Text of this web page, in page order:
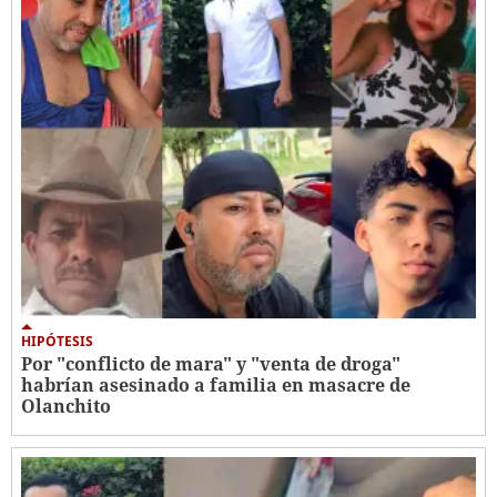
HIPÓTESIS
Por "conflicto de mara" y "venta de droga"
habrían asesinado a familia en masacre de
Olanchito